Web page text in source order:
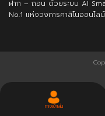
ฝาก – ถอน ด้วยระบบ AI
No.1 แห่งวงการคาสิโนออนไลน์
ทางเข้าเล่น